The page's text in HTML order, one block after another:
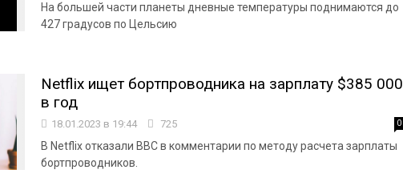
На большей части планеты дневные температуры поднимаются до
427 градусов по Цельсию
Netflix ищет бортпроводника на зарплату $385 000
в год
18.01.2023 в 19:44 725 0
В Netflix отказали BBC в комментарии по методу расчета зарплаты
бортпроводников.